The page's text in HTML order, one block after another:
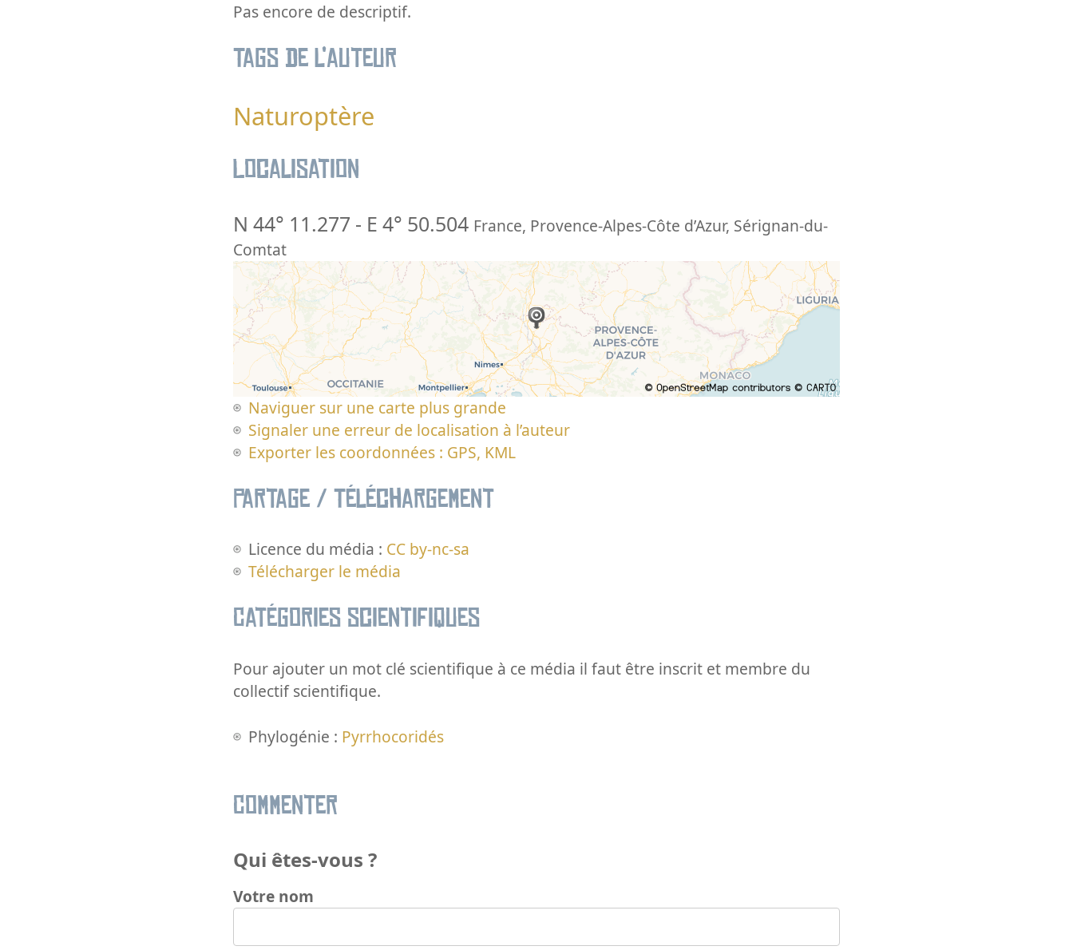
Pas encore de descriptif.
Tags de l’auteur
Naturoptère
Localisation
N 44° 11.277 - E 4° 50.504 France, Provence-Alpes-Côte d’Azur, Sérignan-du-
Comtat
Naviguer sur une carte plus grande
Signaler une erreur de localisation à l’auteur
Exporter les coordonnées : GPS, KML
Partage / Téléchargement
Licence du média : CC by-nc-sa
Télécharger le média
Catégories scientifiques
Pour ajouter un mot clé scientifique à ce média il faut être inscrit et membre du
collectif scientifique.
Phylogénie : Pyrrhocoridés
Commenter
Qui êtes-vous ?
Votre nom